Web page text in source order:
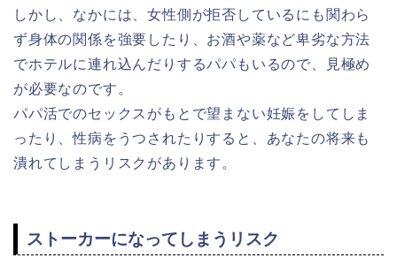
しかし、なかには、女性側が拒否しているにも関わら
ず身体の関係を強要したり、お酒や薬など卑劣な方法
でホテルに連れ込んだりするパパもいるので、見極め
が必要なのです。
パパ活でのセックスがもとで望まない妊娠をしてしま
ったり、性病をうつされたりすると、あなたの将来も
潰れてしまうリスクがあります。
ストーカーになってしまうリスク